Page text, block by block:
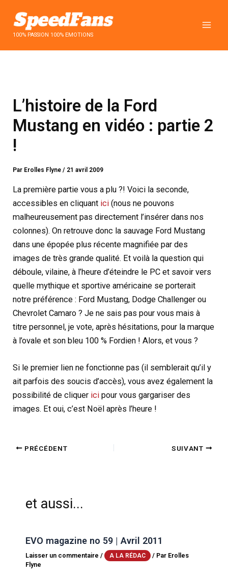
contenu100% PASSION 100% EMOTIONS
L’histoire de la Ford
Mustang en vidéo : partie 2
!
Par Erolles Flyne/ 21 avril 2009
La première partie vous a plu ?! Voici la seconde,
accessibles en cliquant ici (nous ne pouvons
malheureusement pas directement l’insérer dans nos
colonnes). On retrouve donc la sauvage Ford Mustang
dans une épopée plus récente magnifiée par des
images de très grande qualité. Et voilà la question qui
déboule, vilaine, à l’heure d’éteindre le PC et savoir vers
quelle mythique et sportive américaine se porterait
notre préférence : Ford Mustang, Dodge Challenger ou
Chevrolet Camaro ? Je ne sais pas pour vous mais à
titre personnel, je vote, après hésitations, pour la marque
à l’ovale et son bleu 100 % Fordien ! Alors, et vous ?
Si le premier lien ne fonctionne pas (il semblerait qu’il y
ait parfois des soucis d’accès), vous avez également la
possibilité de cliquer ici pour vous gargariser des
images. Et oui, c’est Noël après l’heure !
PRÉCÉDENT SUIVANT
et aussi...
EVO magazine no 59 | Avril 2011
Laisser un commentaire / A LA RÉDAC / Par Erolles
Flyne